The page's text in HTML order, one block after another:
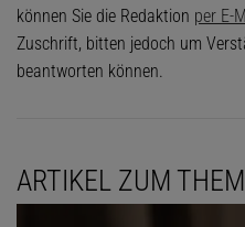
können Sie die Redaktion per E-
Zuschrift, bitten jedoch um
beantworten können.
ARTIKEL ZUM